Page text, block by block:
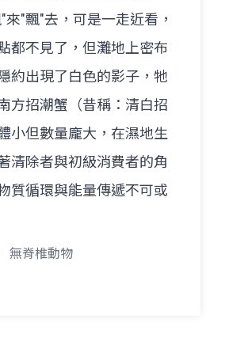
來"飄"去，可是一走近看，
都不見了，但灘地上密布
約出現了白色的影子，牠
方招潮蟹（昔稱：清白招
小但數量龐大，在濕地生
清除者與初級消費者的角
質循環與能量傳遞不可或
無脊椎動物